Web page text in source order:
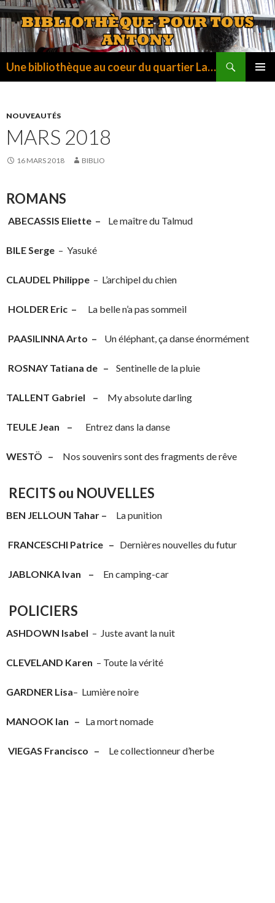
Une bibliothèque au coeur du quartier La Fontaine
NOUVEAUTÉS
MARS 2018
16 MARS 2018 BIBLIO
ROMANS
ABECASSIS Eliette – Le maître du Talmud
BILE Serge – Yasuké
CLAUDEL Philippe – L’archipel du chien
HOLDER Eric – La belle n’a pas sommeil
PAASILINNA Arto – Un éléphant, ça danse énormément
ROSNAY Tatiana de – Sentinelle de la pluie
TALLENT Gabriel – My absolute darling
TEULE Jean – Entrez dans la danse
WESTÖ – Nos souvenirs sont des fragments de rêve
RECITS ou NOUVELLES
BEN JELLOUN Tahar – La punition
FRANCESCHI Patrice – Dernières nouvelles du futur
JABLONKA Ivan – En camping-car
POLICIERS
ASHDOWN Isabel – Juste avant la nuit
CLEVELAND Karen – Toute la vérité
GARDNER Lisa– Lumière noire
MANOOK Ian – La mort nomade
VIEGAS Francisco – Le collectionneur d’herbe